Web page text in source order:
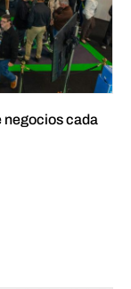
negocios cada